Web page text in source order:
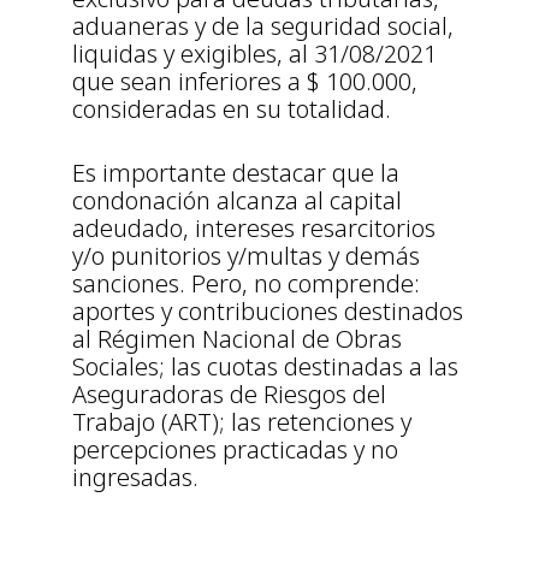
aduaneras y de la seguridad social,
liquidas y exigibles, al 31/08/2021
que sean inferiores a $ 100.000,
consideradas en su totalidad.
Es importante destacar que la
condonación alcanza al capital
adeudado, intereses resarcitorios
y/o punitorios y/multas y demás
sanciones. Pero, no comprende:
aportes y contribuciones destinados
al Régimen Nacional de Obras
Sociales; las cuotas destinadas a las
Aseguradoras de Riesgos del
Trabajo (ART); las retenciones y
percepciones practicadas y no
ingresadas.